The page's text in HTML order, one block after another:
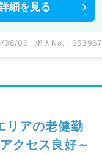
細を 見る
08/06 求人No. : 653967
リアの老健勤
クセス良好～